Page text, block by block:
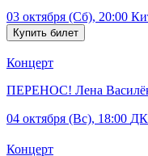
03 октября (Сб), 20:00
Концерт
ПЕРЕНОС! Лена
04 октября (Вс), 18:00
Концерт